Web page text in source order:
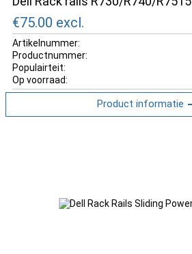
€75.00 excl.
Artikelnummer:
Productnummer:
Populairteit:
Op voorraad:
Product informatie